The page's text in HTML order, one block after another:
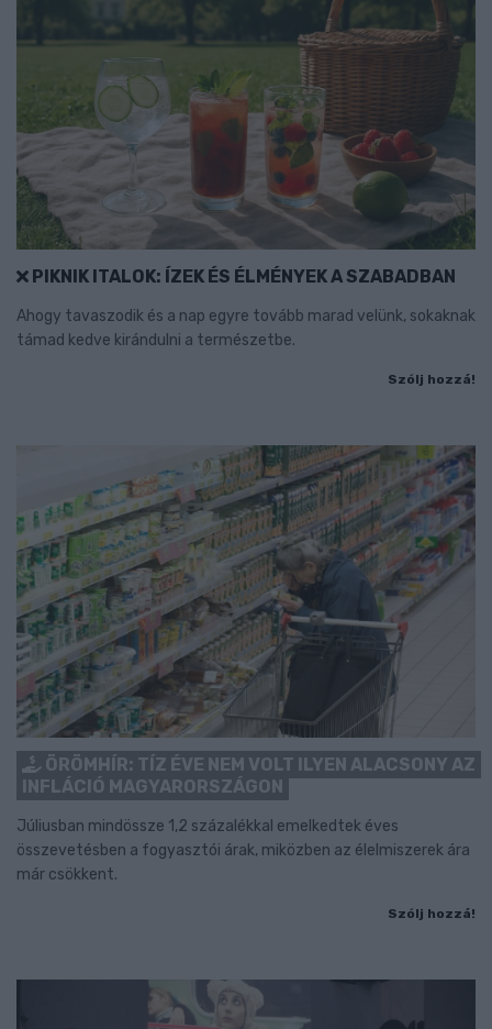
PIKNIK ITALOK: ÍZEK ÉS ÉLMÉNYEK A SZABADBAN
Ahogy tavaszodik és a nap egyre tovább marad velünk, sokaknak
támad kedve kirándulni a természetbe.
Szólj hozzá!
ÖRÖMHÍR: TÍZ ÉVE NEM VOLT ILYEN ALACSONY AZ
INFLÁCIÓ MAGYARORSZÁGON
Júliusban mindössze 1,2 százalékkal emelkedtek éves
összevetésben a fogyasztói árak, miközben az élelmiszerek ára
már csökkent.
Szólj hozzá!